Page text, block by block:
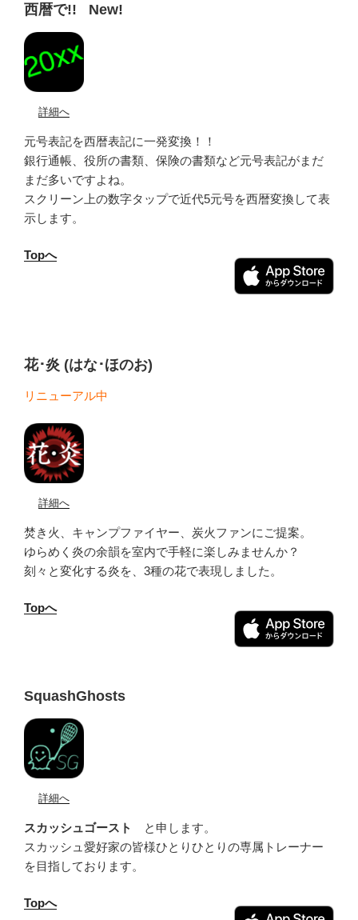
西暦で!! New!
詳細へ
元号表記を西暦表記に一発変換！！
銀行通帳、役所の書類、保険の書類など元号表記がまだ
まだ多いですよね。
スクリーン上の数字タップで近代5元号を西暦変換して表
示します。
Topへ
花･炎 (はな･ほのお)
リニューアル中
詳細へ
焚き火、キャンプファイヤー、炭火ファンにご提案。
ゆらめく炎の余韻を室内で手軽に楽しみませんか？
刻々と変化する炎を、3種の花で表現しました。
Topへ
SquashGhosts
詳細へ
スカッシュゴースト
と申します。
スカッシュ愛好家の皆様ひとりひとりの専属トレーナー
を目指しております。
Topへ